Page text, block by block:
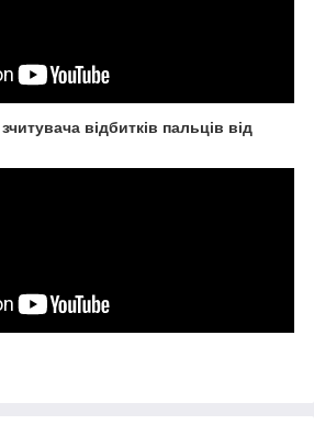
відбитків пальців від